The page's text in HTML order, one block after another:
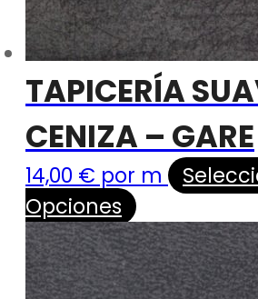
TAPICERÍA
CENIZA – GARE
14,00 € por m
Opciones